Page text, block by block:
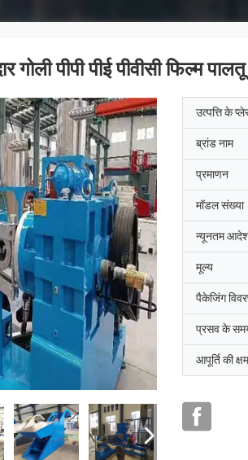
पीपी पीई पीवीसी फिल्म
उत्पत्ति के
ब्रांड नाम
प्रमाणन
मॉडल संख्या
न्यूनतम आदेश
मूल्य
पैकेजिंग
प्रसव के
आपूर्ति की